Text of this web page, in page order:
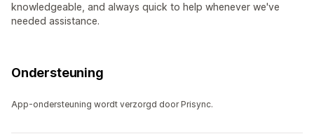
knowledgeable, and always quick to help whenever we've
needed assistance.
Ondersteuning
App-ondersteuning wordt verzorgd door Prisync.